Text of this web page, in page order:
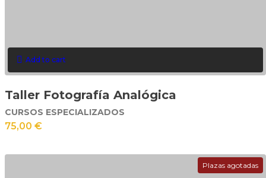
Add to cart
Taller Fotografía Analógica
CURSOS ESPECIALIZADOS
75,00 €
Plazas agotadas